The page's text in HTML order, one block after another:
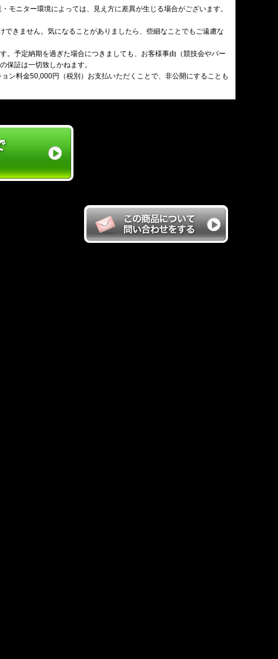
ニター環境によっては、見え方に差異が生じる場合がございます。
きません。気になることがありましたら、些細なことでもご遠慮な
予定納期を過ぎた場合につきましても、お客様事由（競技会やパー
保証は一切致しかねます。
ン料金50,000円（税別）お支払いただくことで、非公開にすることも